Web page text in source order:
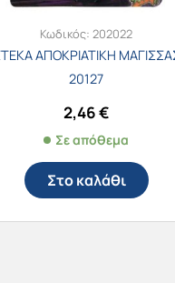
Κωδικός: 202022
ΑΠΟΚΡΙΑΤΙΚΗ
20127
2,46€
Σε απόθεμα
Στο καλάθι